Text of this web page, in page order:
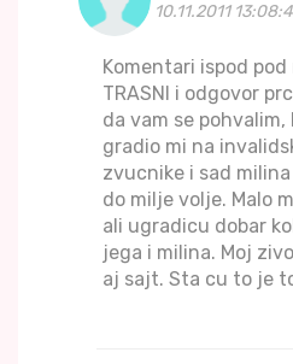
10.11.2011
Komentari ispod pod
TRASNI i odgovor
da vam se
gradio mi na
zvucnike i sad
do milje volje. Malo
ali ugradicu dobar
jega i milina. Moj
aj sajt. Sta cu to je